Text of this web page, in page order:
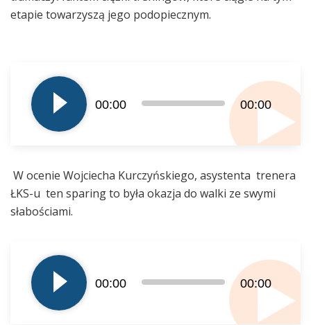
etapie towarzyszą jego podopiecznym.
plików
dźwiękowych
00:00 00:00
W ocenie Wojciecha Kurczyńskiego, asystenta trenera
ŁKS-u ten sparing to była okazja do walki ze swymi
słabościami.
plików
dźwiękowych
00:00 00:00